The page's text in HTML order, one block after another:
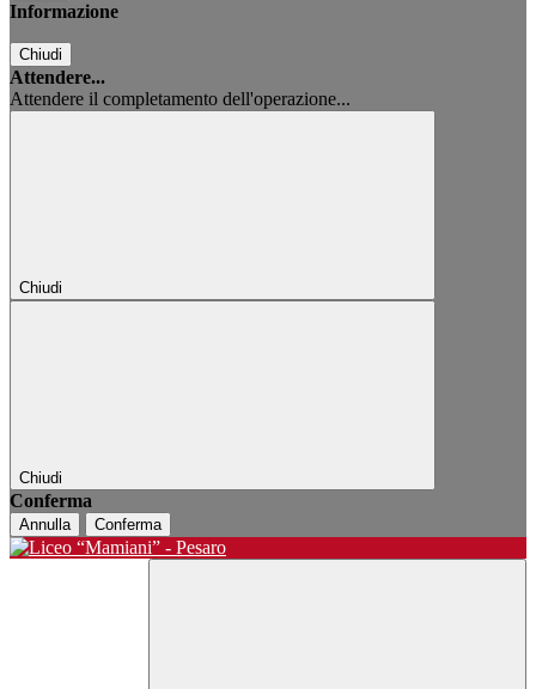
Informazione
Chiudi
Attendere...
Attendere il completamento dell'operazione...
Chiudi
Chiudi
Conferma
Annulla Conferma